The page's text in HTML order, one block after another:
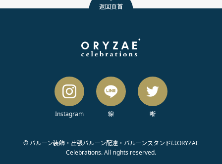
返回頁首
Instagram 線 唽
© バルーン装飾・出張バルーン配達・バルーンスタンドはORYZAE
Celebrations. All rights reserved.